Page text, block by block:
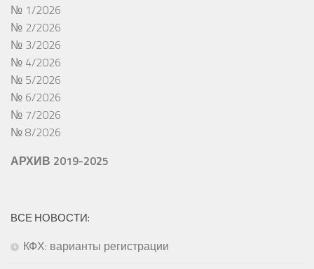
№ 1/2026
№ 2/2026
№ 3/2026
№ 4/2026
№ 5/2026
№ 6/2026
№ 7/2026
№ 8/2026
АРХИВ 2019-2025
ВСЕ НОВОСТИ:
КФХ: варианты регистрации